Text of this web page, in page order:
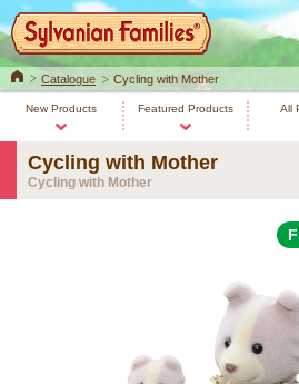
HomeCatalogue Cycling with Mother
New Products Featured Products All
Cycling with Mother
Cycling with Mother